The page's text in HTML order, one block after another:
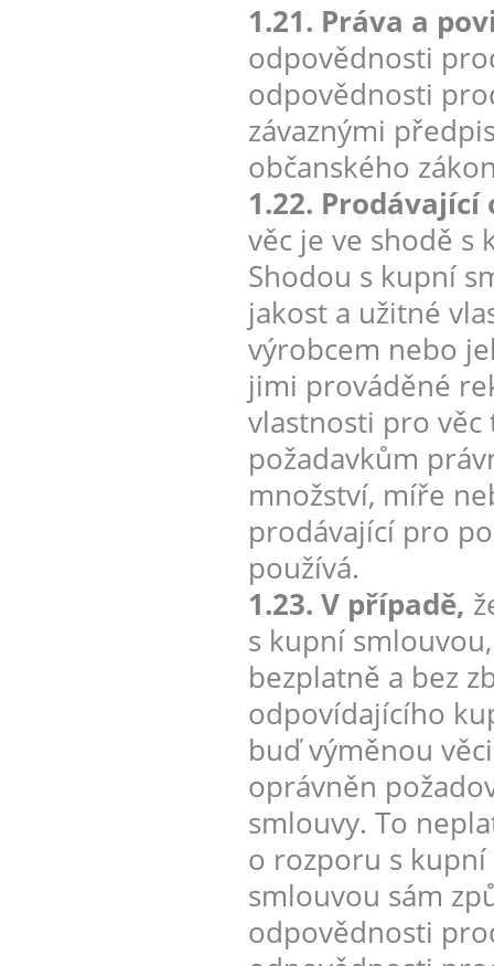
1.21. Práva a
odpovědnosti
odpovědnosti
závaznými
občanského
1.22.
věc je ve shodě s
Shodou s kupní
jakost a užitné
výrobcem nebo
jimi prováděné
vlastnosti pro
požadavkům
množství, míře
prodávající pro
používá.
1.23. V případě,
s kupní
bezplatně a bez
odpovídajícího
buď výměnou
oprávněn
smlouvy. To
o rozporu s
smlouvou sám
odpovědnosti